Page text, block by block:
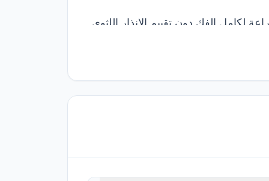
لكامل الفك دون تقييم الإنذار اللثوي